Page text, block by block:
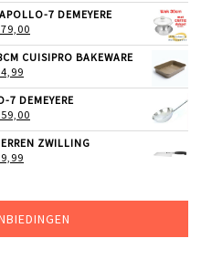
IS:
€79,00.
7 DEMEYERE
IS:
CUISIPRO BAKEWARE
IS:
€34,99.
7 DEMEYERE
IS:ZWILLING